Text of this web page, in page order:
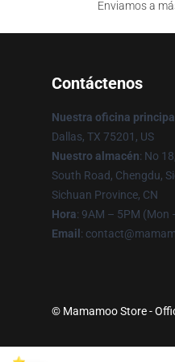
Enviamos a
Contáctenos
Nuestra oficina principal
Dallas, TX 75201, US
Nuestro almacén: No
South Road, Chengdu,
Sichuan Province, CN
Hora: 9AM – 5PM (Mon
Email :
© Mamamoo Store -